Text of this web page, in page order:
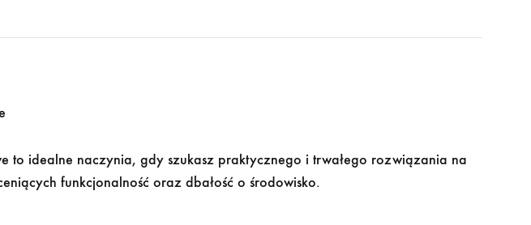
to idealne naczynia, gdy szukasz praktycznego i trwałego rozwiązania na
funkcjonalność oraz dbałość o środowisko.